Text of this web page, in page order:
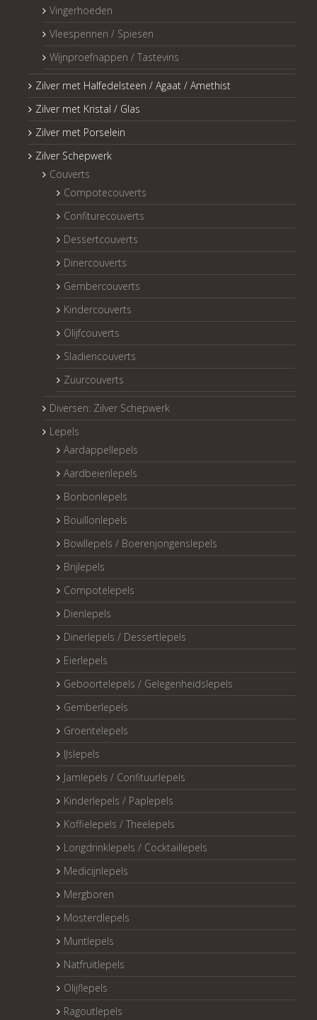
Vingerhoeden
Vleespennen / Spiesen
Wijnproefnappen / Tastevins
Zilver met Halfedelsteen / Agaat / Amethist
Zilver met Kristal / Glas
Zilver met Porselein
Zilver Schepwerk
Couverts
Compotecouverts
Confiturecouverts
Dessertcouverts
Dinercouverts
Gembercouverts
Kindercouverts
Olijfcouverts
Sladiencouverts
Zuurcouverts
Diversen: Zilver Schepwerk
Lepels
Aardappellepels
Aardbeienlepels
Bonbonlepels
Bouillonlepels
Bowllepels / Boerenjongenslepels
Brijlepels
Compotelepels
Dienlepels
Dinerlepels / Dessertlepels
Eierlepels
Geboortelepels / Gelegenheidslepels
Gemberlepels
Groentelepels
IJslepels
Jamlepels / Confituurlepels
Kinderlepels / Paplepels
Koffielepels / Theelepels
Longdrinklepels / Cocktaillepels
Medicijnlepels
Mergboren
Mosterdlepels
Muntlepels
Natfruitlepels
Olijflepels
Ragoutlepels